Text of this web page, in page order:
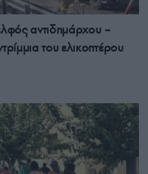
αντιδημάρχου –
του ελικοπτέρου